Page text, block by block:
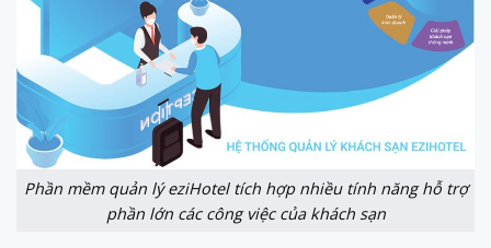
Phần mềm quản lý eziHotel tích hợp nhiều tính năng hỗ trợ
phần lớn các công việc của khách sạn